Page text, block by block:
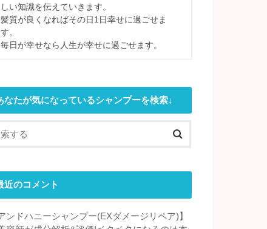
しい知識を伝えていきます。
髪質が良くなればその日1日幸せに過ごせま
す。
毎日が幸せなら人生が幸せに過ごせます。
なたが気になっているシャンプーを検索↓
近のコメント
ンドハニーシャンプー(EXダメージリペア)】